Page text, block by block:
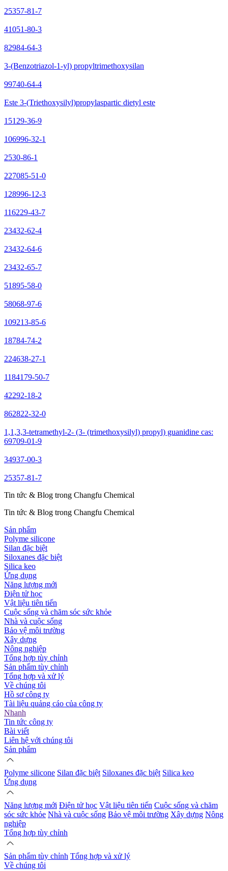
25357-81-7
41051-80-3
82984-64-3
3-(Benzotriazol-1-yl) propyltrimethoxysilan
99740-64-4
Este 3-(Triethoxysilyl)propylaspartic dietyl este
15129-36-9
106996-32-1
2530-86-1
227085-51-0
128996-12-3
116229-43-7
23432-62-4
23432-64-6
23432-65-7
51895-58-0
58068-97-6
109213-85-6
18784-74-2
224638-27-1
1184179-50-7
42292-18-2
862822-32-0
1,1,3,3-tetramethyl-2- (3- (trimethoxysilyl) propyl) guanidine cas:
69709-01-9
34937-00-3
25357-81-7
Tin tức & Blog trong Changfu Chemical
Tin tức & Blog trong Changfu Chemical
Sản phẩm
Polyme silicone
Silan đặc biệt
Siloxanes đặc biệt
Silica keo
Ứng dụng
Năng lượng mới
Điện tử học
Vật liệu tiên tiến
Cuộc sống và chăm sóc sức khỏe
Nhà và cuộc sống
Bảo vệ môi trường
Xây dựng
Nông nghiệp
Tổng hợp tùy chỉnh
Sản phẩm tùy chỉnh
Tổng hợp và xử lý
Về chúng tôi
Hồ sơ công ty
Tài liệu quảng cáo của công ty
Nhanh
Tin tức công ty
Bài viết
Liên hệ với chúng tôi
Sản phẩm
Polyme silicone Silan đặc biệt Siloxanes đặc biệt Silica keo
Ứng dụng
Năng lượng mới Điện tử học Vật liệu tiên tiến Cuộc sống và chăm
sóc sức khỏe Nhà và cuộc sống Bảo vệ môi trường Xây dựng Nông
nghiệp
Tổng hợp tùy chỉnh
Sản phẩm tùy chỉnh Tổng hợp và xử lý
Về chúng tôi